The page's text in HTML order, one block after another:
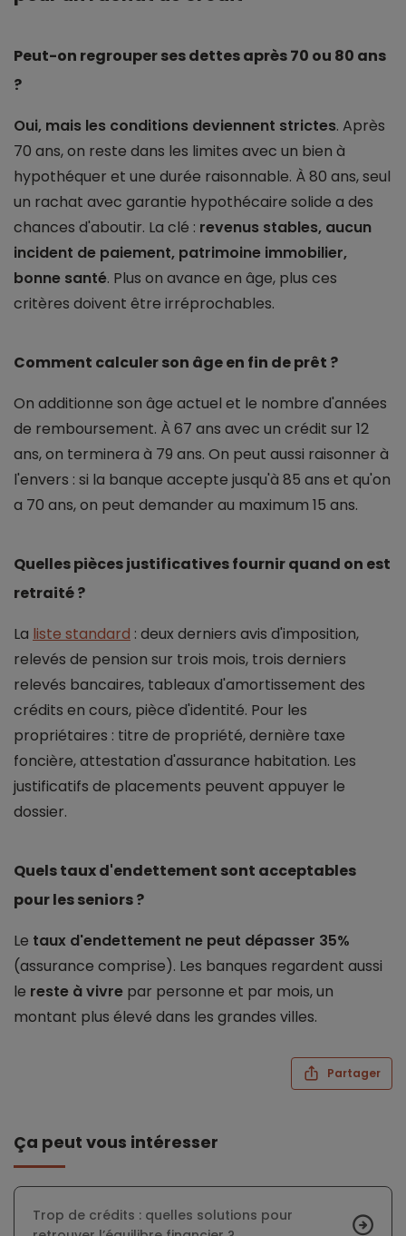
Peut-on regrouper ses dettes après 70 ou 80 ans
?
Oui, mais les conditions deviennent strictes. Après
70 ans, on reste dans les limites avec un bien à
hypothéquer et une durée raisonnable. À 80 ans, seul
un rachat avec garantie hypothécaire solide a des
chances d'aboutir. La clé : revenus stables, aucun
incident de paiement, patrimoine immobilier,
bonne santé. Plus on avance en âge, plus ces
critères doivent être irréprochables.
Comment calculer son âge en fin de prêt ?
On additionne son âge actuel et le nombre d'années
de remboursement. À 67 ans avec un crédit sur 12
ans, on terminera à 79 ans. On peut aussi raisonner à
l'envers : si la banque accepte jusqu'à 85 ans et qu'on
a 70 ans, on peut demander au maximum 15 ans.
Quelles pièces justificatives fournir quand on est
retraité ?
La liste standard : deux derniers avis d'imposition,
relevés de pension sur trois mois, trois derniers
relevés bancaires, tableaux d'amortissement des
crédits en cours, pièce d'identité. Pour les
propriétaires : titre de propriété, dernière taxe
foncière, attestation d'assurance habitation. Les
justificatifs de placements peuvent appuyer le
dossier.
Quels taux d'endettement sont acceptables
pour les seniors ?
Le taux d'endettement ne peut dépasser 35%
(assurance comprise). Les banques regardent aussi
le reste à vivre par personne et par mois, un
montant plus élevé dans les grandes villes.
Partager
Ça peut vous intéresser
Trop de crédits : quelles solutions pour